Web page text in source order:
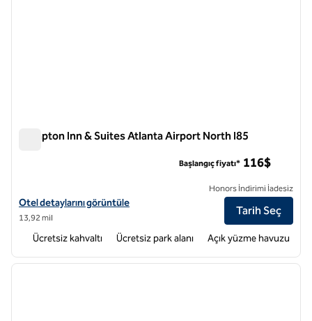
Hampton Inn & Suites Atlanta Airport North I85
Hampton Inn & Suites Atlanta Airport North I85 için otel bilgilerini
Otel detaylarını görüntüle
13,92 mil
Başlangıç fiyatı* 116$
Honors İndirimi İadesiz
Tarih Seç
Ücretsiz kahvaltı Ücretsiz park alanı Açık yüzme havuzu
1 / 12